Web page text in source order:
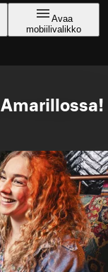
Avaa
mobiilivalikko